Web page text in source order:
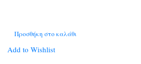
Προσθήκη στο καλάθι
Add to Wishlist